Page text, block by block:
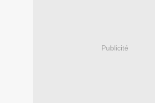
Publicité